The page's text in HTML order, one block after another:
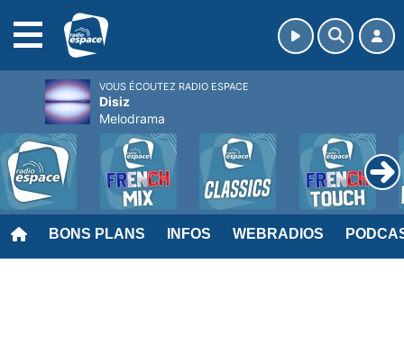
BONS PLANS INFOS WEBRADIOS
VOUS ÉCOUTEZ RADIO ESPACE
Disiz
Melodrama